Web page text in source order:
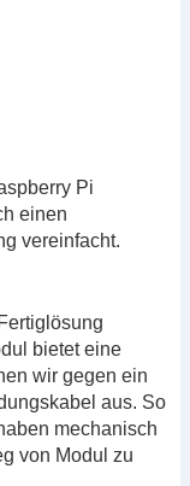
Pi
einen
vereinfacht.
bietet eine
wir gegen ein
aus. So
mechanisch
von Modul zu